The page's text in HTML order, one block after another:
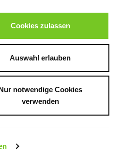
Cookies zulassen
Auswahl erlauben
notwendige Cookies
verwenden
zufriedenzustellen.